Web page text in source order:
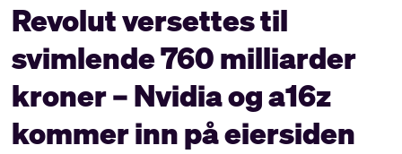
Revolut versettes til
svimlende 760 milliarder
kroner – Nvidia og a16z
kommer inn på eiersiden